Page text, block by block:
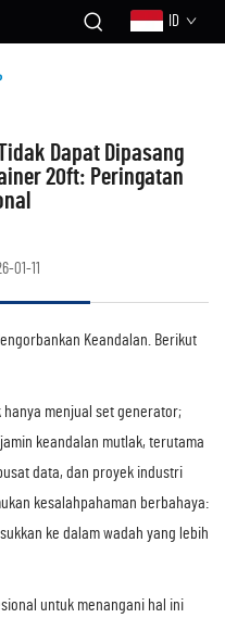
ID
Dapat Dipasang
20ft: Peringatan
01-11
Keandalan. Berikut
hanya menjual set generator;
keandalan mutlak, terutama
data, dan proyek industri
kesalahpahaman berbahaya:
ke dalam wadah yang lebih
untuk menangani hal ini